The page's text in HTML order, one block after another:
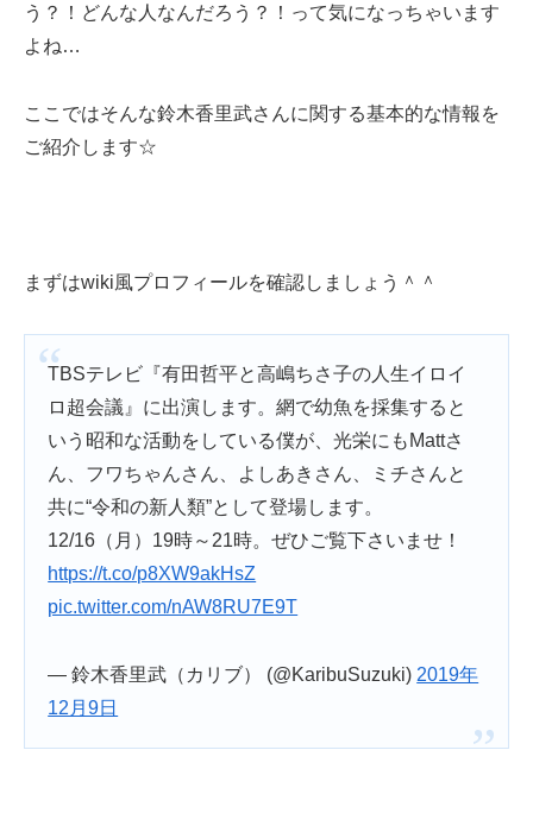
う？！どんな人なんだろう？！って気になっちゃいます
よね…
ここではそんな鈴木香里武さんに関する基本的な情報を
ご紹介します☆
まずはwiki風プロフィールを確認しましょう＾＾
TBSテレビ『有田哲平と高嶋ちさ子の人生イロイ
ロ超会議』に出演します。網で幼魚を採集すると
いう昭和な活動をしている僕が、光栄にもMattさ
ん、フワちゃんさん、よしあきさん、ミチさんと
共に“令和の新人類”として登場します。
12/16（月）19時～21時。ぜひご覧下さいませ！
https://t.co/p8XW9akHsZ
pic.twitter.com/nAW8RU7E9T
— 鈴木香里武（カリブ） (@KaribuSuzuki) 2019年
12月9日